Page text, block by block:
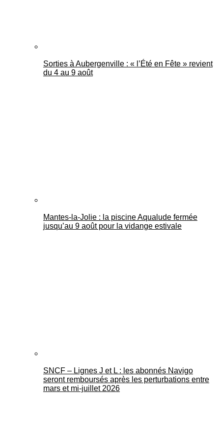
Sorties à Aubergenville : « l’Été en Fête » revient
du 4 au 9 août
Mantes-la-Jolie : la piscine Aqualude fermée
jusqu’au 9 août pour la vidange estivale
SNCF – Lignes J et L : les abonnés Navigo
seront remboursés après les perturbations entre
mars et mi-juillet 2026